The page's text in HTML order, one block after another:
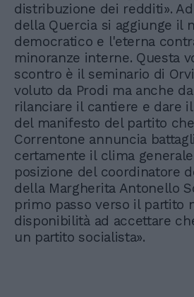
distribuzione dei redditi».
della Quercia si aggiunge il
democratico e l'eterna
minoranze interne. Questa
scontro è il seminario di
voluto da Prodi ma anche
rilanciare il cantiere e dare
del manifesto del partito
Correntone annuncia
certamente il clima
posizione del coordinatore
della Margherita Antonello
primo passo verso il partito
disponibilità ad accettare
un partito socialista».